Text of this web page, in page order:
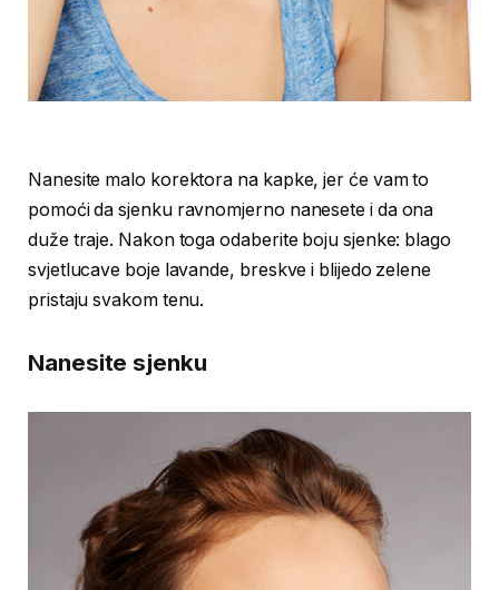
Nanesite malo korektora na kapke, jer će vam to
pomoći da sjenku ravnomjerno nanesete i da ona
duže traje. Nakon toga odaberite boju sjenke: blago
svjetlucave boje lavande, breskve i blijedo zelene
pristaju svakom tenu.
Nanesite sjenku